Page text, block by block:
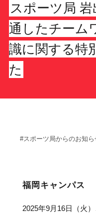
スポーツ局につ
サポート情報
スポーツ局
通したチーム
識に関する特
た
#スポーツ局からのお知ら
福岡キャンパス
2025年9月16日（火